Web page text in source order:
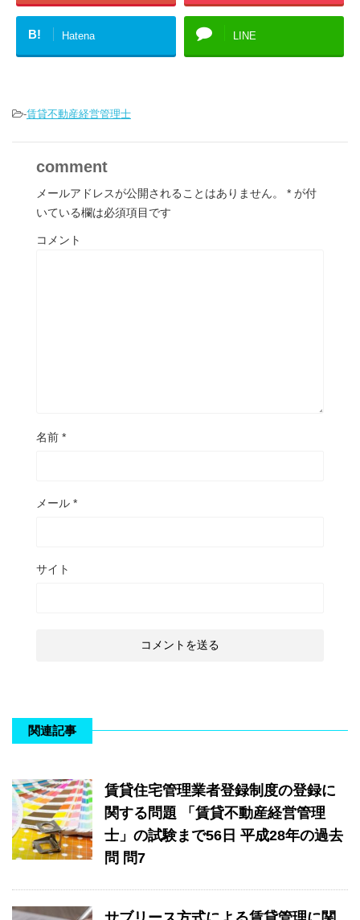
B! Hatena LINE
-賃貸不動産経営管理士
comment
メールアドレスが公開されることはありません。 * が付
いている欄は必須項目です
コメント
名前 *
メール *
サイト
関連記事
賃貸住宅管理業者登録制度の登録に
関する問題 「賃貸不動産経営管理
士」の試験まで56日 平成28年の過去
問 問7